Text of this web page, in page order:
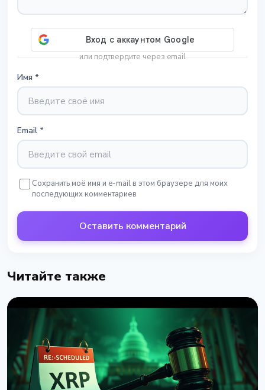
или подтвердите через email
Имя *
Email *
Сохранить моё имя и e-mail в этом браузере для моих
последующих комментариев
Оставить комментарий
Читайте также